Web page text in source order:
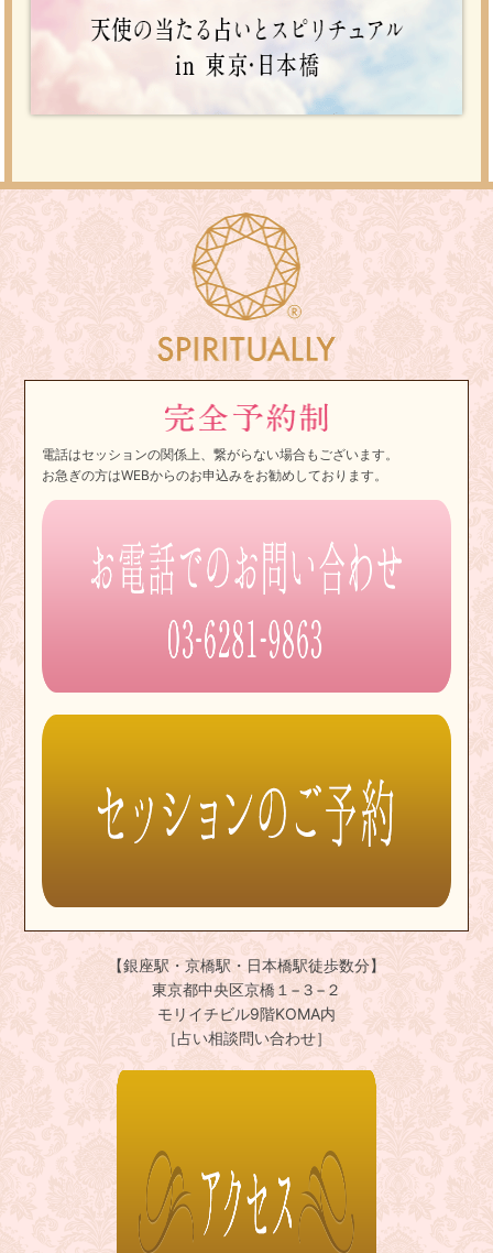
電話はセッションの関係上、繋がらない場合もございます。
お急ぎの方はWEBからのお申込みをお勧めしております。
【銀座駅・京橋駅・日本橋駅徒歩数分】
東京都中央区京橋１−３−２
モリイチビル9階KOMA内
［占い相談問い合わせ］